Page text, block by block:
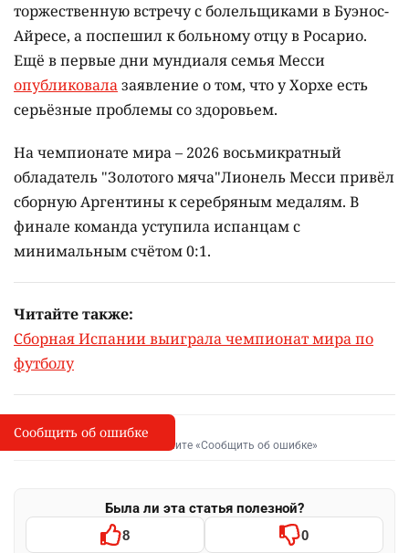
торжественную встречу с болельщиками в Буэнос-
Айресе, а поспешил к больному отцу в Росарио.
Ещё в первые дни мундиаля семья Месси
опубликовалазаявление о том, что у Хорхе есть
серьёзные проблемы со здоровьем.
На чемпионате мира – 2026 восьмикратный
обладатель "Золотого мяча"Лионель Месси привёл
сборную Аргентины к серебряным медалям. В
финале команда уступила испанцам с
минимальным счётом 0:1.
Читайте также:
Сборная Испании выиграла чемпионат мира по
футболу
I
Сообщить об опечатке
Выделите фрагмент и нажмите «Сообщить об ошибке»
Была ли эта статья полезной?
8 0
Сообщить об ошибке